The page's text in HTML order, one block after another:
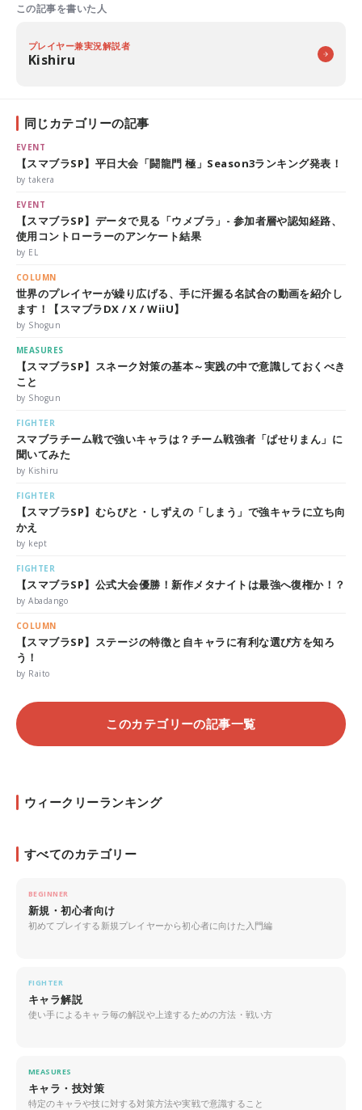
この記事を書いた人
プレイヤー兼実況解説者
Kishiru
同じカテゴリーの記事
EVENT
【スマブラSP】平日大会「闘龍門 極」Season3ランキング発表！
by takera
EVENT
【スマブラSP】データで見る「ウメブラ」- 参加者層や認知経路、
使用コントローラーのアンケート結果
by EL
COLUMN
世界のプレイヤーが繰り広げる、手に汗握る名試合の動画を紹介し
ます！【スマブラDX / X / WiiU】
by Shogun
MEASURES
【スマブラSP】スネーク対策の基本～実践の中で意識しておくべき
こと
by Shogun
FIGHTER
スマブラチーム戦で強いキャラは？チーム戦強者「ぱせりまん」に
聞いてみた
by Kishiru
FIGHTER
【スマブラSP】むらびと・しずえの「しまう」で強キャラに立ち向
かえ
by kept
FIGHTER
【スマブラSP】公式大会優勝！新作メタナイトは最強へ復権か！？
by Abadango
COLUMN
【スマブラSP】ステージの特徴と自キャラに有利な選び方を知ろ
う！
by Raito
このカテゴリーの記事一覧
ウィークリーランキング
すべてのカテゴリー
BEGINNER
新規・初心者向け
初めてプレイする新規プレイヤーから初心者に向けた入門編
FIGHTER
キャラ解説
使い手によるキャラ毎の解説や上達するための方法・戦い方
MEASURES
キャラ・技対策
特定のキャラや技に対する対策方法や実戦で意識すること